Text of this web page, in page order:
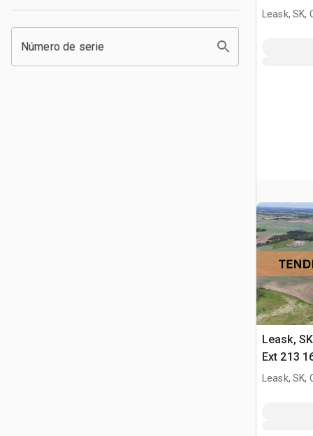
Número de serie
Tierras
Leask, SK,
Leask,
Ext 213
Title
Leask, SK,